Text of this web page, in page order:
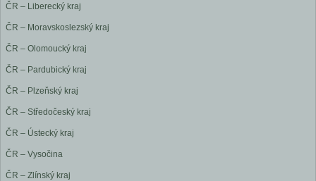
ČR – Liberecký kraj
ČR – Moravskoslezský kraj
ČR – Olomoucký kraj
ČR – Pardubický kraj
ČR – Plzeňský kraj
ČR – Středočeský kraj
ČR – Ústecký kraj
ČR – Vysočina
ČR – Zlínský kraj